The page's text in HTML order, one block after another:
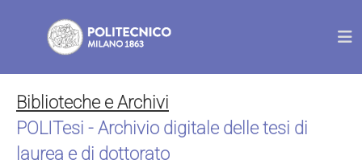
Biblioteche e Archivi
POLITesi - Archivio digitale delle tesi di
laurea e di dottorato